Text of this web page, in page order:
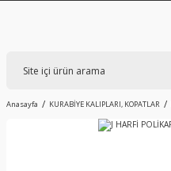
Anasayfa KURABİYE KALIPLARI, KOPATLAR